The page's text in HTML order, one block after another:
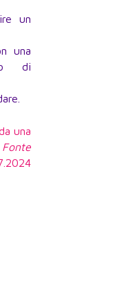
un
una
di
una
Fonte